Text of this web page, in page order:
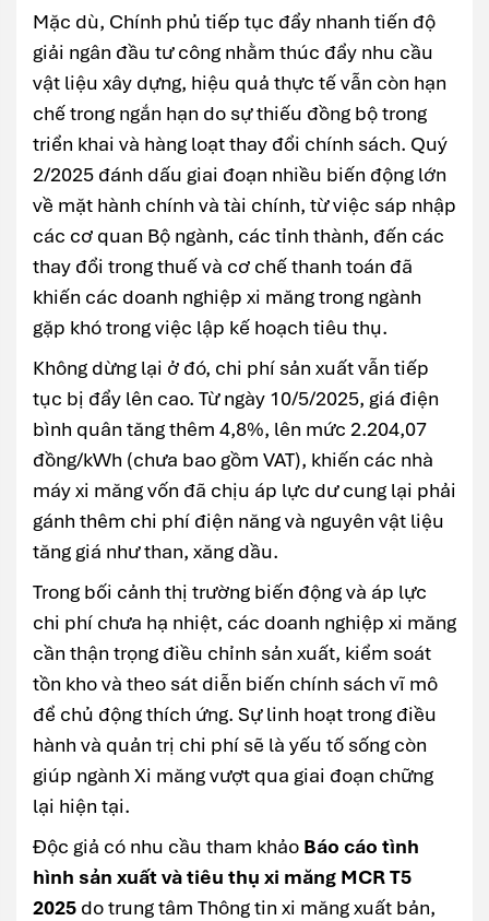
Mặc dù, Chính phủ tiếp tục đẩy nhanh tiến độ
giải ngân đầu tư công nhằm thúc đẩy nhu cầu
vật liệu xây dựng, hiệu quả thực tế vẫn còn hạn
chế trong ngắn hạn do sự thiếu đồng bộ trong
triển khai và hàng loạt thay đổi chính sách. Quý
2/2025 đánh dấu giai đoạn nhiều biến động lớn
về mặt hành chính và tài chính, từ việc sáp nhập
các cơ quan Bộ ngành, các tỉnh thành, đến các
thay đổi trong thuế và cơ chế thanh toán đã
khiến các doanh nghiệp xi măng trong ngành
gặp khó trong việc lập kế hoạch tiêu thụ.
Không dừng lại ở đó, chi phí sản xuất vẫn tiếp
tục bị đẩy lên cao. Từ ngày 10/5/2025, giá điện
bình quân tăng thêm 4,8%, lên mức 2.204,07
đồng/kWh (chưa bao gồm VAT), khiến các nhà
máy xi măng vốn đã chịu áp lực dư cung lại phải
gánh thêm chi phí điện năng và nguyên vật liệu
tăng giá như than, xăng dầu.
Trong bối cảnh thị trường biến động và áp lực
chi phí chưa hạ nhiệt, các doanh nghiệp xi măng
cần thận trọng điều chỉnh sản xuất, kiểm soát
tồn kho và theo sát diễn biến chính sách vĩ mô
để chủ động thích ứng. Sự linh hoạt trong điều
hành và quản trị chi phí sẽ là yếu tố sống còn
giúp ngành Xi măng vượt qua giai đoạn chững
lại hiện tại.
Độc giả có nhu cầu tham khảo Báo cáo tình
hình sản xuất và tiêu thụ xi măng MCR T5
2025 do trung tâm Thông tin xi măng xuất bản,